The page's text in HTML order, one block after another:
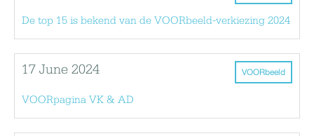
De top 15 is bekend van de VOORbeeld-verkiezing 2024
VOORbeeld
17 June 2024
VOORpagina VK & AD